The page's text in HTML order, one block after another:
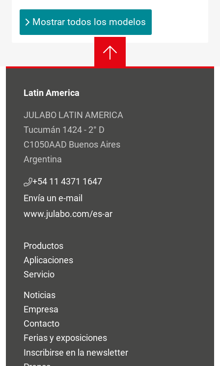
Mostrar todos los modelos
Latin America
JULABO LATIN AMERICA
Tucumán 1424 - 2° D
C1050AAD Buenos Aires
Argentina
+54 11 4371 1647
Envía un e-mail
www.julabo.com/es-ar
Productos
Aplicaciones
Servicio
Noticias
Empresa
Contacto
Ferias y exposiciones
Inscribirse en la newsletter